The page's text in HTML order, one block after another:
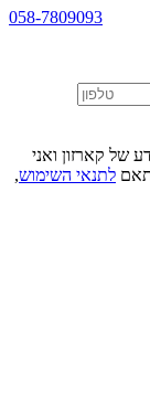
058-7809093
של קארזון ואני
לתנאי השימוש,